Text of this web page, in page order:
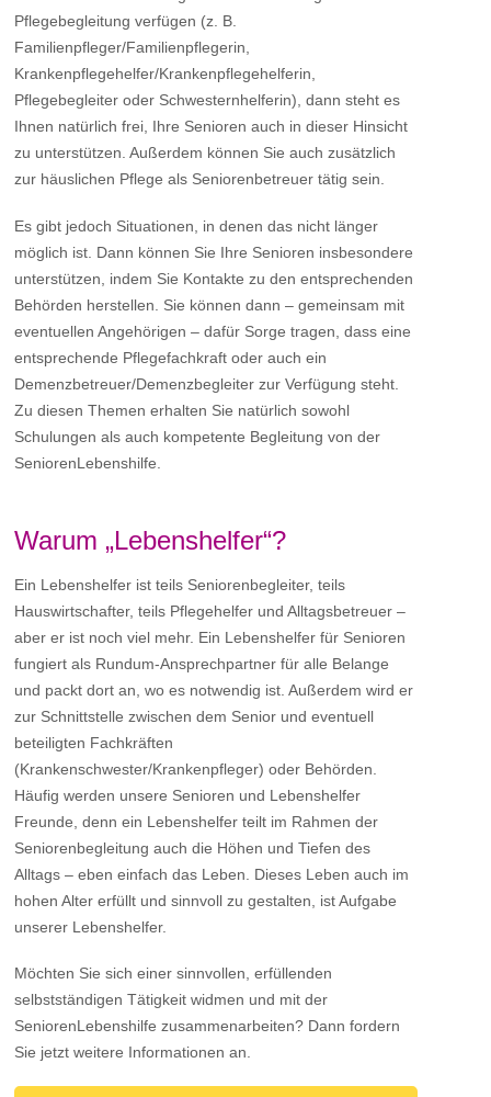
Pflegebegleitung verfügen (z. B.
Familienpfleger/Familienpflegerin,
Krankenpflegehelfer/Krankenpflegehelferin,
Pflegebegleiter oder Schwesternhelferin), dann steht es
Ihnen natürlich frei, Ihre Senioren auch in dieser Hinsicht
zu unterstützen. Außerdem können Sie auch zusätzlich
zur häuslichen Pflege als Seniorenbetreuer tätig sein.
Es gibt jedoch Situationen, in denen das nicht länger
möglich ist. Dann können Sie Ihre Senioren insbesondere
unterstützen, indem Sie Kontakte zu den entsprechenden
Behörden herstellen. Sie können dann – gemeinsam mit
eventuellen Angehörigen – dafür Sorge tragen, dass eine
entsprechende Pflegefachkraft oder auch ein
Demenzbetreuer/Demenzbegleiter zur Verfügung steht.
Zu diesen Themen erhalten Sie natürlich sowohl
Schulungen als auch kompetente Begleitung von der
SeniorenLebenshilfe.
Warum „Lebenshelfer“?
Ein Lebenshelfer ist teils Seniorenbegleiter, teils
Hauswirtschafter, teils Pflegehelfer und Alltagsbetreuer –
aber er ist noch viel mehr. Ein Lebenshelfer für Senioren
fungiert als Rundum-Ansprechpartner für alle Belange
und packt dort an, wo es notwendig ist. Außerdem wird er
zur Schnittstelle zwischen dem Senior und eventuell
beteiligten Fachkräften
(Krankenschwester/Krankenpfleger) oder Behörden.
Häufig werden unsere Senioren und Lebenshelfer
Freunde, denn ein Lebenshelfer teilt im Rahmen der
Seniorenbegleitung auch die Höhen und Tiefen des
Alltags – eben einfach das Leben. Dieses Leben auch im
hohen Alter erfüllt und sinnvoll zu gestalten, ist Aufgabe
unserer Lebenshelfer.
Möchten Sie sich einer sinnvollen, erfüllenden
selbstständigen Tätigkeit widmen und mit der
SeniorenLebenshilfe zusammenarbeiten? Dann fordern
Sie jetzt weitere Informationen an.